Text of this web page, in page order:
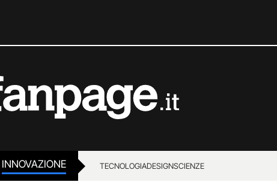
INNOVAZIONE TECNOLOGIADESIGNSCIENZE